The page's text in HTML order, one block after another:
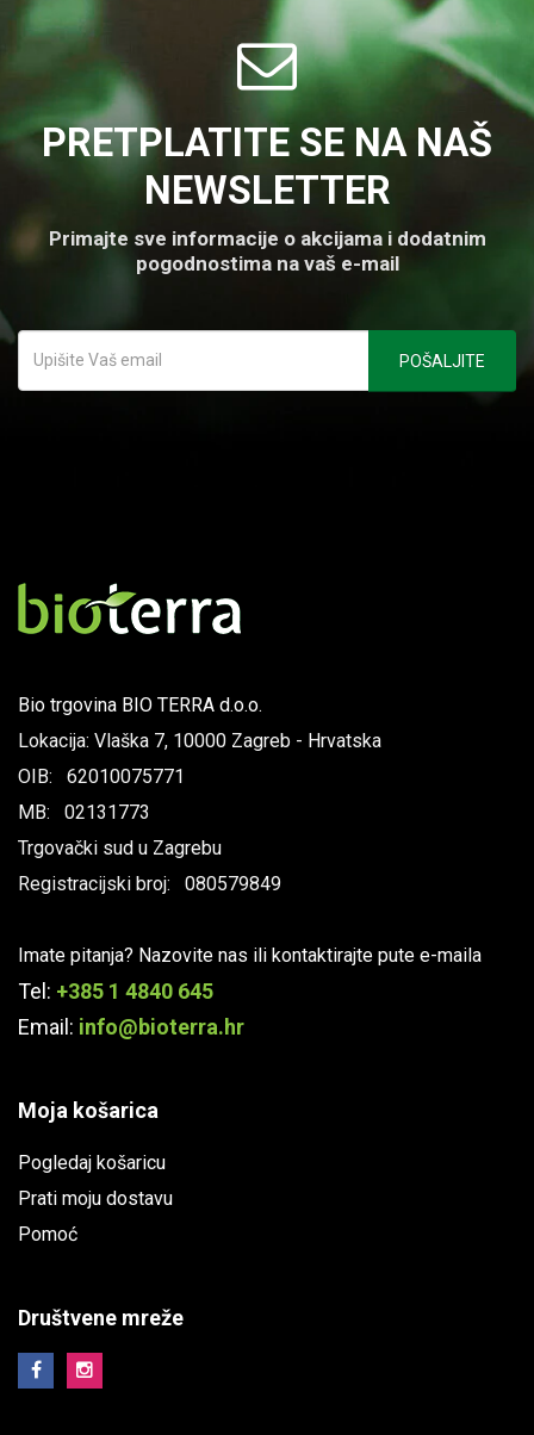
PRETPLATITE SE NA NAŠ
NEWSLETTER
Primajte sve informacije o akcijama i dodatnim
pogodnostima na vaš e-mail
Bio trgovina BIO TERRA d.o.o.
Lokacija: Vlaška 7, 10000 Zagreb - Hrvatska
OIB: 62010075771
MB: 02131773
Trgovački sud u Zagrebu
Registracijski broj: 080579849
Imate pitanja? Nazovite nas ili kontaktirajte pute e-maila
Tel: +385 1 4840 645
Email: info@bioterra.hr
Moja košarica
Pogledaj košaricu
Prati moju dostavu
Pomoć
Društvene mreže